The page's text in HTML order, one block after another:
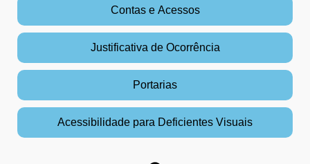
Contas e Acessos
Justificativa de Ocorrência
Portarias
Acessibilidade para Deficientes Visuais